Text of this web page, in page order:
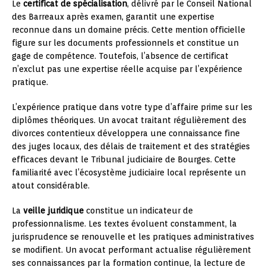
Le certificat de spécialisation, délivré par le Conseil National
des Barreaux après examen, garantit une expertise
reconnue dans un domaine précis. Cette mention officielle
figure sur les documents professionnels et constitue un
gage de compétence. Toutefois, l’absence de certificat
n’exclut pas une expertise réelle acquise par l’expérience
pratique.
L’expérience pratique dans votre type d’affaire prime sur les
diplômes théoriques. Un avocat traitant régulièrement des
divorces contentieux développera une connaissance fine
des juges locaux, des délais de traitement et des stratégies
efficaces devant le Tribunal judiciaire de Bourges. Cette
familiarité avec l’écosystème judiciaire local représente un
atout considérable.
La veille juridique constitue un indicateur de
professionnalisme. Les textes évoluent constamment, la
jurisprudence se renouvelle et les pratiques administratives
se modifient. Un avocat performant actualise régulièrement
ses connaissances par la formation continue, la lecture de